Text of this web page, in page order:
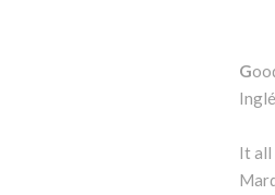
G
It all